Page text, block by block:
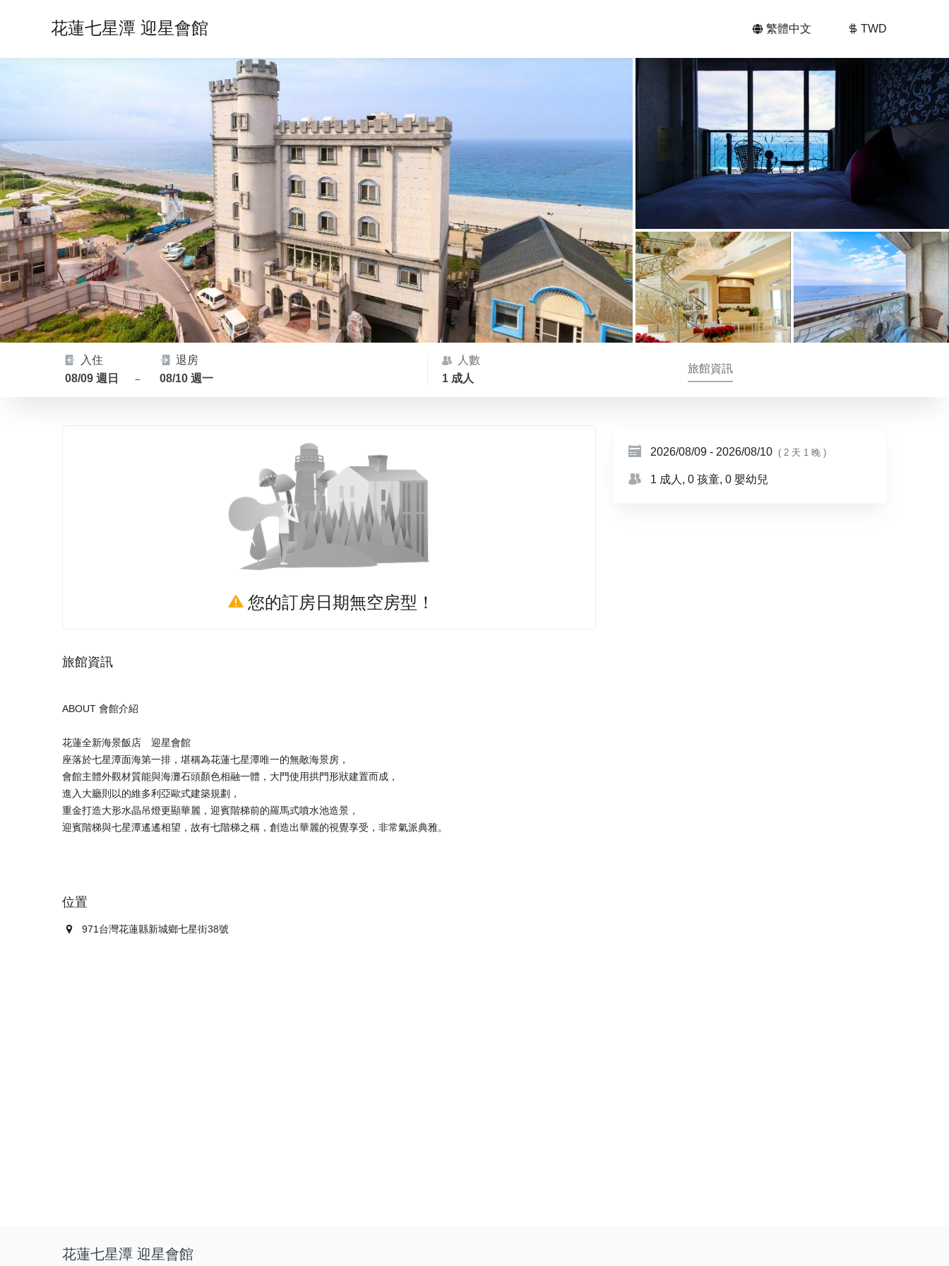
花蓮七星潭 迎星會館 繁體中文 TWD
入住
08/09 週日
－
退房
08/10 週一
人數
1 成人
旅館資訊
您的訂房日期無空房型！
旅館資訊
ABOUT 會館介紹
花蓮全新海景飯店 迎星會館
座落於七星潭面海第一排，堪稱為花蓮七星潭唯一的無敵海景房，
會館主體外觀材質能與海灘石頭顏色相融一體，大門使用拱門形狀建置而成，
進入大廳則以的維多利亞歐式建築規劃，
重金打造大形水晶吊燈更顯華麗，迎賓階梯前的羅馬式噴水池造景，
位置
971台灣花蓮縣新城鄉七星街38號
2026/08/09 - 2026/08/10 ( 2 天 1 晚 )
1 成人 , 0 孩童, 0 嬰幼兒
花蓮七星潭 迎星會館